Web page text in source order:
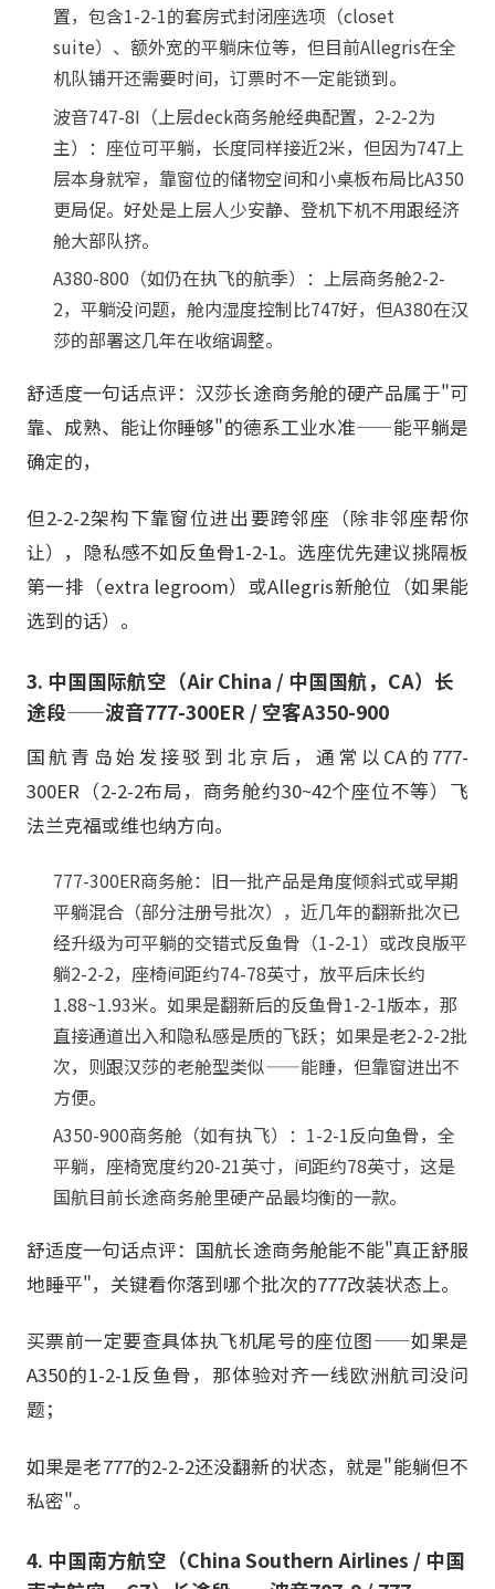
置，包含1-2-1的套房式封闭座选项（closet
suite）、额外宽的平躺床位等，但目前Allegris在全
机队铺开还需要时间，订票时不一定能锁到。
波音747-8I（上层deck商务舱经典配置，2-2-2为
主）：座位可平躺，长度同样接近2米，但因为747上
层本身就窄，靠窗位的储物空间和小桌板布局比A350
更局促。好处是上层人少安静、登机下机不用跟经济
舱大部队挤。
A380-800（如仍在执飞的航季）：上层商务舱2-2-
2，平躺没问题，舱内湿度控制比747好，但A380在汉
莎的部署这几年在收缩调整。
舒适度一句话点评：汉莎长途商务舱的硬产品属于"可
靠、成熟、能让你睡够"的德系工业水准——能平躺是
确定的，
但2-2-2架构下靠窗位进出要跨邻座（除非邻座帮你
让），隐私感不如反鱼骨1-2-1。选座优先建议挑隔板
第一排（extra legroom）或Allegris新舱位（如果能
选到的话）。
3. 中国国际航空（Air China / 中国国航，CA）长
途段——波音777-300ER / 空客A350-900
国航青岛始发接驳到北京后，通常以CA的777-
300ER（2-2-2布局，商务舱约30~42个座位不等）飞
法兰克福或维也纳方向。
777-300ER商务舱：旧一批产品是角度倾斜式或早期
平躺混合（部分注册号批次），近几年的翻新批次已
经升级为可平躺的交错式反鱼骨（1-2-1）或改良版平
躺2-2-2，座椅间距约74-78英寸，放平后床长约
1.88~1.93米。如果是翻新后的反鱼骨1-2-1版本，那
直接通道出入和隐私感是质的飞跃；如果是老2-2-2批
次，则跟汉莎的老舱型类似——能睡，但靠窗进出不
方便。
A350-900商务舱（如有执飞）：1-2-1反向鱼骨，全
平躺，座椅宽度约20-21英寸，间距约78英寸，这是
国航目前长途商务舱里硬产品最均衡的一款。
舒适度一句话点评：国航长途商务舱能不能"真正舒服
地睡平"，关键看你落到哪个批次的777改装状态上。
买票前一定要查具体执飞机尾号的座位图——如果是
A350的1-2-1反鱼骨，那体验对齐一线欧洲航司没问
题；
如果是老777的2-2-2还没翻新的状态，就是"能躺但不
私密"。
4. 中国南方航空（China Southern Airlines / 中国